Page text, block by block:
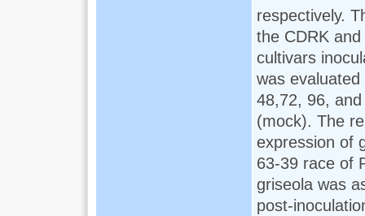
respectively.
the CDRK and
cultivars
was
48,72, 96,
(mock). The
expression of
63-39 race of
griseola was
post-